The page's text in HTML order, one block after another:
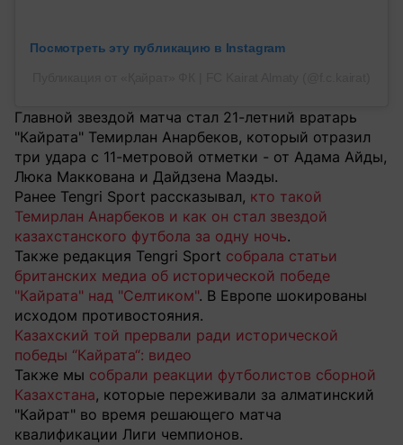
Посмотреть эту публикацию в Instagram
Главной звездой матча стал 21-летний вратарь
"Кайрата" Темирлан Анарбеков, который отразил
три удара с 11-метровой отметки - от Адама Айды,
Люка Маккована и Дайдзена Маэды.
Ранее Tengri Sport рассказывал, кто такой
Темирлан Анарбеков и как он стал звездой
казахстанского футбола за одну ночь.
Также редакция Tengri Sport собрала статьи
британских медиа об исторической победе
"Кайрата" над "Селтиком". В Европе шокированы
исходом противостояния.
Казахский той прервали ради исторической
победы “Кайрата“: видео
Также мы собрали реакции футболистов сборной
Казахстана, которые переживали за алматинский
"Кайрат" во время решающего матча
квалификации Лиги чемпионов.